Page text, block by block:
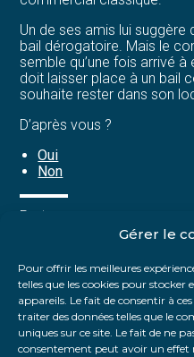
Gérer le
Pour offrir les meilleures
telles que les cookies pour
appareils. Le fait de consentir à
traiter des données telles que le
uniques sur ce site. Le fait de ne
consentement peut avoir un effet
Structurer votre
Être prêt pour la
électronique
Un de ses amis lui suggère
bail dérogatoire. Mais le
semble qu’une fois arrivé
doit laisser place à un bail
souhaite rester dans son
D’après vous ?
Oui
Non
Partager :
FaceBook
Twitter